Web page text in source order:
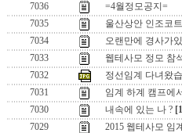
7036
=4월정모공지=
7035
울산상안 인조코
7034
오랜만에 경사가
7033
웹테사모 정모 참
7032
정선임계 다녀왔
7031
임계 하계 캠프에
7030
내속에 있는 나 ?
7029
2015 웹테사모 임